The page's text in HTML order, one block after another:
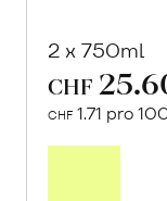
2 x 750ml
CHF
CHF 1.71 pro